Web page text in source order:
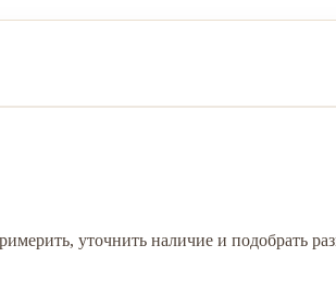
уточнить наличие и подобрать